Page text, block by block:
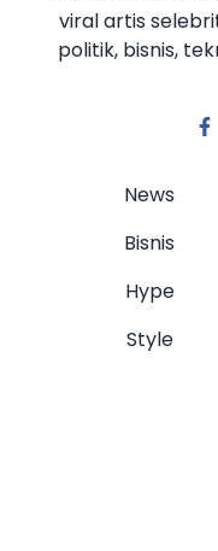
viral artis
politik, bisnis,
News
Bisnis
Hype
Style